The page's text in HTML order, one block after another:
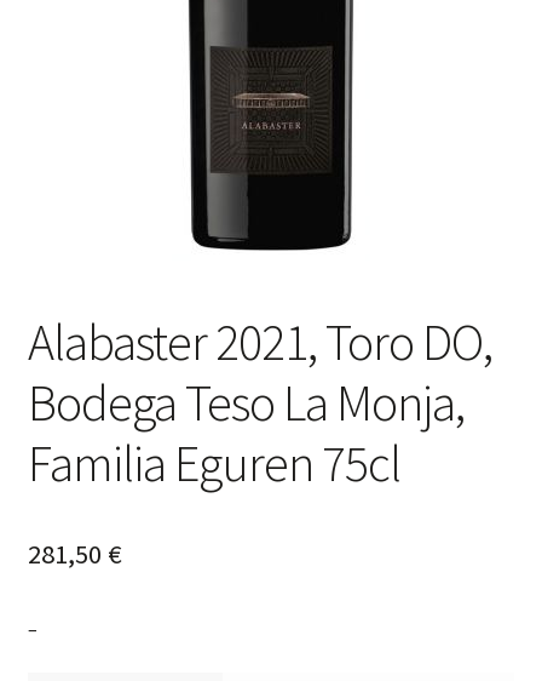
Alabaster 2021, Toro DO,
Bodega Teso La Monja,
Familia Eguren 75cl
281,50 €
–